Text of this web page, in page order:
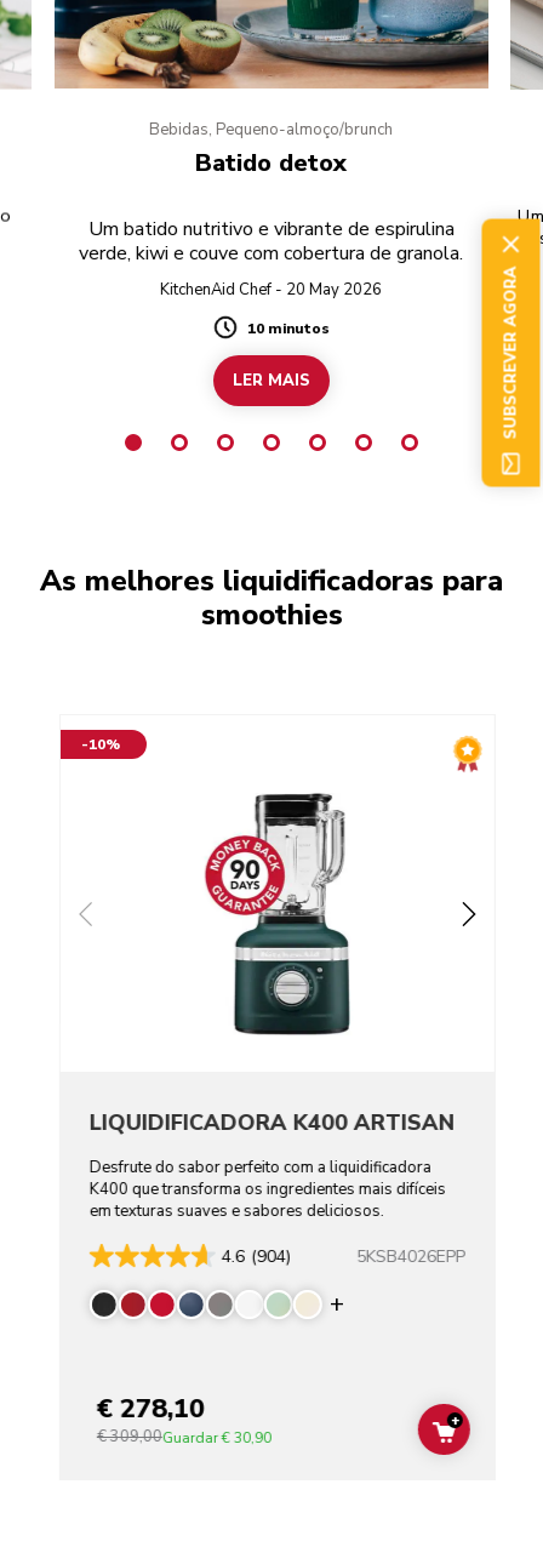
Bebidas, Pequeno-almoço/brunch
Batido detox
Um batido nutritivo e vibrante de espirulina
verde, kiwi e couve com cobertura de granola.
KitchenAid Chef - 20 May 2026
Duration
10 minutos
LER MAIS
As melhores liquidificadoras para
smoothies
-10%
LIQUIDIFICADORA K400 ARTISAN
Desfrute do sabor perfeito com a liquidificadora
K400 que transforma os ingredientes mais difíceis
em texturas suaves e sabores deliciosos.
4.6 (904) 5KSB4026EPP
Display more
€ 278,10
€ 309,00Guardar€ 30,90 ADD TO
+
SUBSCREVER AGORA